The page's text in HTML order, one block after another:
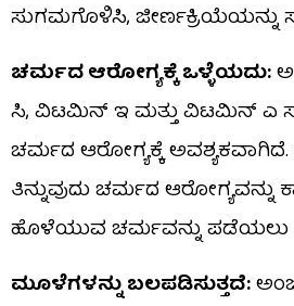
ಸುಗಮಗೊಳಿಸಿ, ಜೀರ್ಣಕ್ರಿಯೆಯನ್ನು
ಚರ್ಮದ ಆರೋಗ್ಯಕ್ಕೆ ಒಳ್ಳೆಯದು:
ಸಿ, ವಿಟಮಿನ್ ಇ ಮತ್ತು ವಿಟಮಿನ್ ಎ
ಚರ್ಮದ ಆರೋಗ್ಯಕ್ಕೆ
ತಿನ್ನುವುದು ಚರ್ಮದ ಆರೋಗ್ಯವನ್ನು
ಹೊಳೆಯುವ ಚರ್ಮವನ್ನು ಪಡೆಯಲು
ಮೂಳೆಗಳನ್ನು ಬಲಪಡಿಸುತ್ತದೆ: